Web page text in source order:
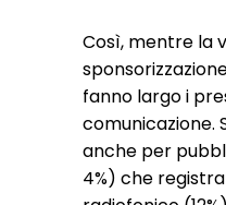
Così, mentre la
fanno largo i
comunicazione.
anche per
4%) che